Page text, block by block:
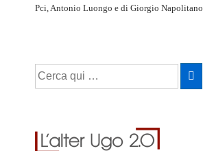
Pci, Antonio Luongo e di Giorgio Napolitano.
Cerca: